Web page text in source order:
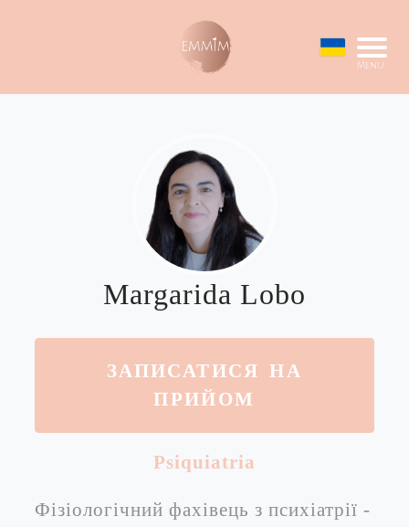
Menu
Margarida Lobo
ЗАПИСАТИСЯ НА
ПРИЙОМ
Psiquiatria
Фізіологічний фахівець з психіатрії -